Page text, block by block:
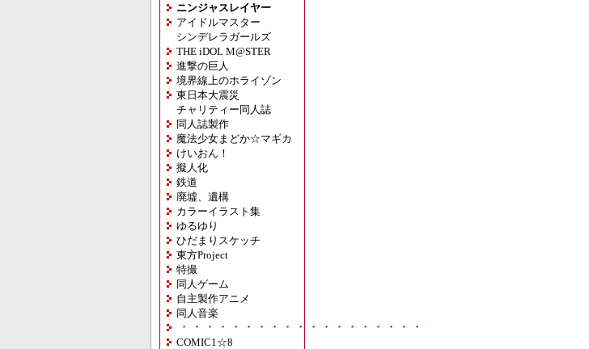
ニンジャスレイヤー
アイドルマスター
シンデレラガールズ
THE iDOL M@STER
進撃の巨人
境界線上のホライゾン
東日本大震災
チャリティー同人誌
同人誌製作
魔法少女まどか☆マギカ
けいおん！
擬人化
鉄道
廃墟、遺構
カラーイラスト集
ゆるゆり
ひだまりスケッチ
東方Project
特撮
同人ゲーム
自主製作アニメ
同人音楽
・・・・・・・・・・・・・・・・・・・
COMIC1☆8